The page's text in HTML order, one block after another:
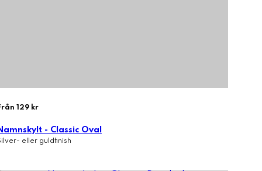
129 kr
- Classic Oval
eller guldfinish